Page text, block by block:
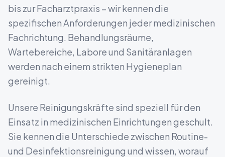
bis zur Facharztpraxis – wir kennen die
spezifischen Anforderungen jeder medizinischen
Fachrichtung. Behandlungsräume,
Wartebereiche, Labore und Sanitäranlagen
werden nach einem strikten Hygieneplan
gereinigt.
Unsere Reinigungskräfte sind speziell für den
Einsatz in medizinischen Einrichtungen geschult.
Sie kennen die Unterschiede zwischen Routine-
und Desinfektionsreinigung und wissen, worauf